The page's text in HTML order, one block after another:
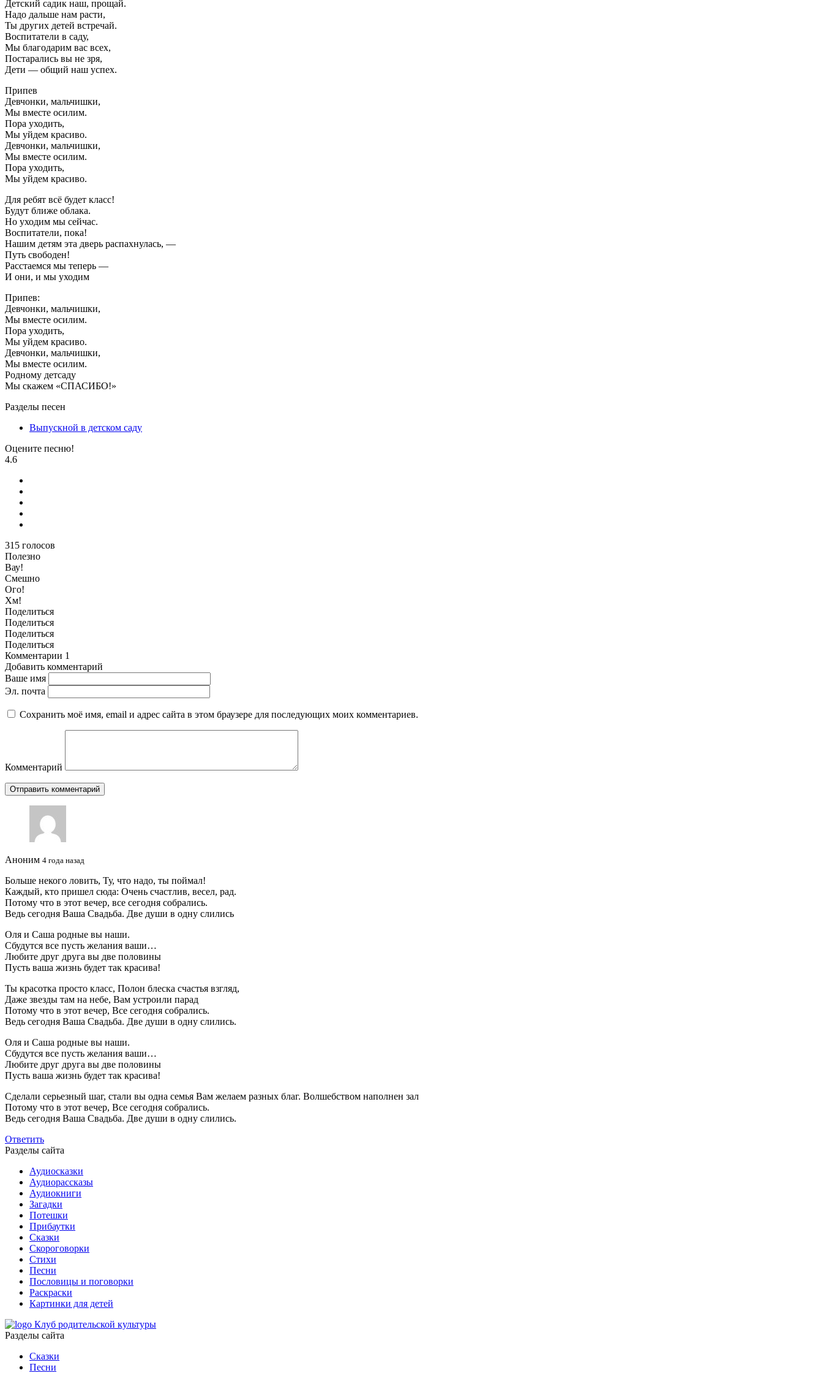
Детский садик наш, прощай.
Надо дальше нам расти,
Ты других детей встречай.
Воспитатели в саду,
Мы благодарим вас всех,
Постарались вы не зря,
Дети — общий наш успех.
Припев
Девчонки, мальчишки,
Мы вместе осилим.
Пора уходить,
Мы уйдем красиво.
Девчонки, мальчишки,
Мы вместе осилим.
Пора уходить,
Мы уйдем красиво.
Для ребят всё будет класс!
Будут ближе облака.
Но уходим мы сейчас.
Воспитатели, пока!
Нашим детям эта дверь распахнулась, —
Путь свободен!
Расстаемся мы теперь —
И они, и мы уходим
Припев:
Девчонки, мальчишки,
Мы вместе осилим.
Пора уходить,
Мы уйдем красиво.
Девчонки, мальчишки,
Мы вместе осилим.
Родному детсаду
Мы скажем «СПАСИБО!»
Разделы песен
Выпускной в детском саду
Оцените песню!
4.6
315 голосов
Полезно
Вау!
Смешно
Ого!
Хм!
Поделиться
Поделиться
Поделиться
Поделиться
Комментарии 1
Добавить комментарий
Ваше имя
Эл. почта
Сохранить моё имя, email и адрес сайта в этом браузере для последующих моих комментариев.
Комментарий
Аноним 4 года назад
Больше некого ловить, Ту, что надо, ты поймал!
Каждый, кто пришел сюда: Очень счастлив, весел, рад.
Потому что в этот вечер, все сегодня собрались.
Ведь сегодня Ваша Свадьба. Две души в одну слились
Оля и Саша родные вы наши.
Сбудутся все пусть желания ваши…
Любите друг друга вы две половины
Пусть ваша жизнь будет так красива!
Ты красотка просто класс, Полон блеска счастья взгляд,
Даже звезды там на небе, Вам устроили парад
Потому что в этот вечер, Все сегодня собрались.
Ведь сегодня Ваша Свадьба. Две души в одну слились.
Оля и Саша родные вы наши.
Сбудутся все пусть желания ваши…
Любите друг друга вы две половины
Пусть ваша жизнь будет так красива!
Сделали серьезный шаг, стали вы одна семья Вам желаем разных благ. Волшебством наполнен зал
Потому что в этот вечер, Все сегодня собрались.
Ведь сегодня Ваша Свадьба. Две души в одну слились.
Ответить
Разделы сайта
Аудиосказки
Аудиорассказы
Аудиокниги
Загадки
Потешки
Прибаутки
Сказки
Скороговорки
Стихи
Песни
Пословицы и поговорки
Раскраски
Картинки для детей
Клуб родительской культуры
Разделы сайта
Сказки
Песни